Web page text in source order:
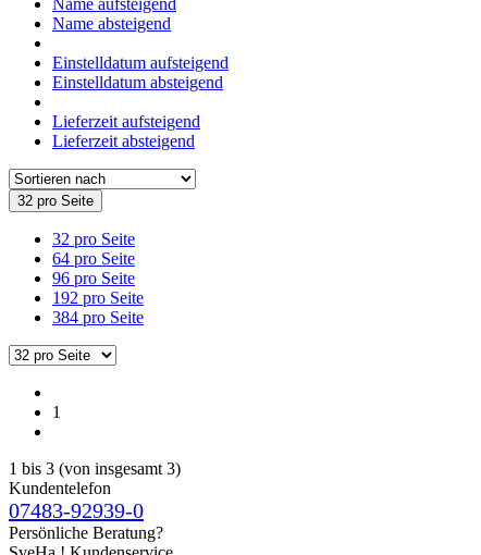
Name aufsteigend
Name absteigend
Einstelldatum aufsteigend
Einstelldatum absteigend
Lieferzeit aufsteigend
Lieferzeit absteigend
32 pro Seite
32 pro Seite
64 pro Seite
96 pro Seite
192 pro Seite
384 pro Seite
1
1 bis 3 (von insgesamt 3)
Kundentelefon
07483-92939-0
Persönliche Beratung?